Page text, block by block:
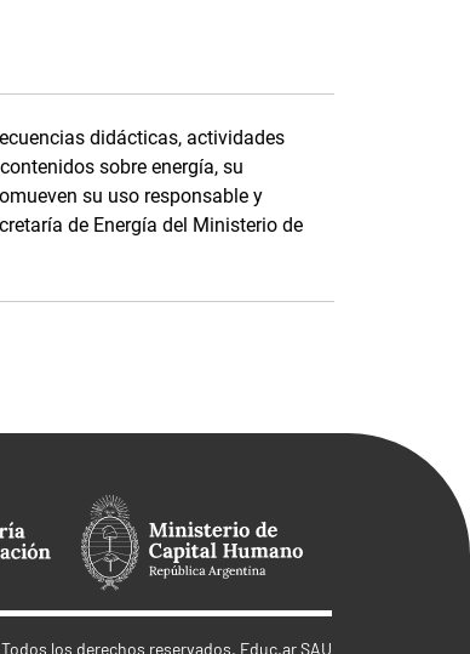
didácticas, actividades
sobre energía, su
su uso responsable y
de Energía del Ministerio de
Todos los derechos reservados. Educ.ar SAU